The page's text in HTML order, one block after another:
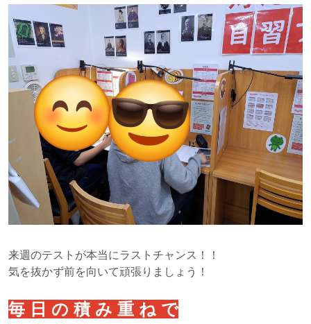
来週のテストが本当にラストチャンス！！
気を抜かず前を向いて頑張りましょう！
毎 日 の 積 み 重 ね で